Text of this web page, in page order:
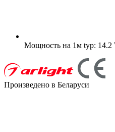
Мощность на 1м typ: 14.2
Произведено в Беларуси